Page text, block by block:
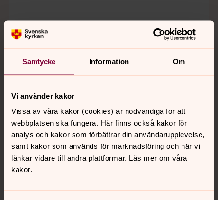
Samtycke Information Om
Vi använder kakor
Vissa av våra kakor (cookies) är nödvändiga för att
webbplatsen ska fungera. Här finns också kakor för
analys och kakor som förbättrar din användarupplevelse,
samt kakor som används för marknadsföring och när vi
länkar vidare till andra plattformar. Läs mer om våra
kakor.